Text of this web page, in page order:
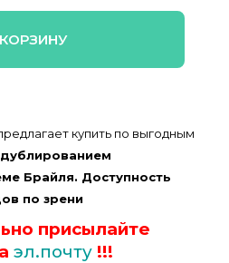
купить по выгодным
Брайля. Доступность
по зрени
присылайте
эл.почту !!!